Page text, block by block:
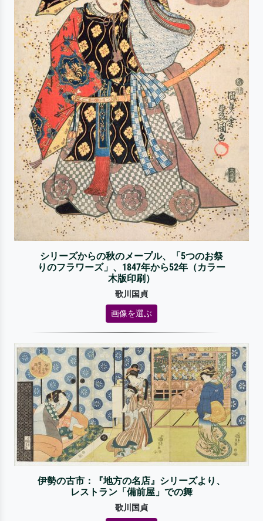
シリーズからの秋のメープル、「5つのお祭
りのフラワーズ」、1847年から52年（カラー
木版印刷）
歌川国貞
画像を選ぶ
伊勢の古市：『地方の名店』シリーズより、
レストラン「備前屋」での舞
歌川国貞